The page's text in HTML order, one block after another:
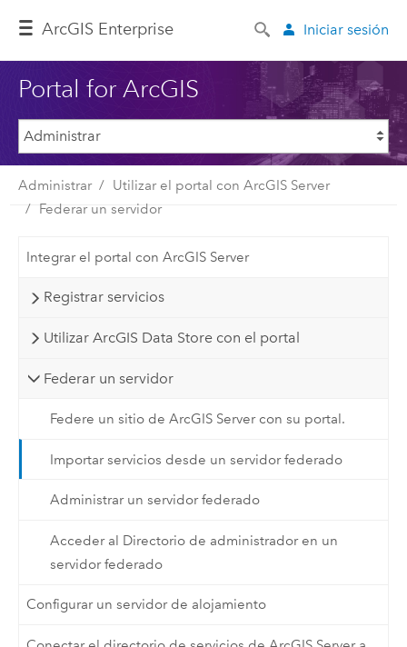
ArcGIS Enterprise Iniciar sesión
Portal for ArcGIS
Administrar
Utilizar el portal con ArcGIS Server
Federar un servidor
Integrar el portal con ArcGIS Server
Registrar servicios
Utilizar ArcGIS Data Store con el portal
Federar un servidor
Federe un sitio de ArcGIS Server con su portal.
Importar servicios desde un servidor federado
Administrar un servidor federado
Acceder al Directorio de administrador en un
servidor federado
Configurar un servidor de alojamiento